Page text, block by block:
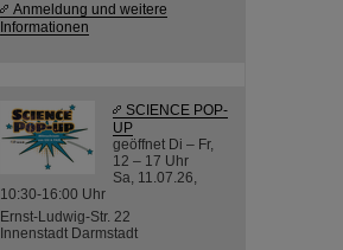
Anmeldung und weitere
Informationen
SCIENCE POP-
UP
geöffnet Di – Fr,
12 – 17 Uhr
Sa, 11.07.26,
10:30-16:00 Uhr
Ernst-Ludwig-Str. 22
Innenstadt Darmstadt